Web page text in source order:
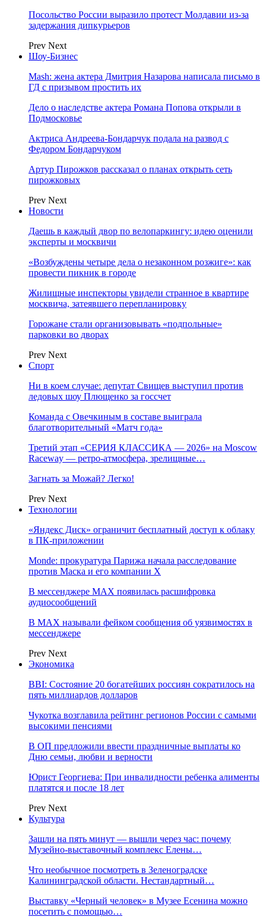
Посольство России выразило протест Молдавии из-за
задержания дипкурьеров
Prev Next
Шоу-Бизнес
Mash: жена актера Дмитрия Назарова написала письмо в
ГД с призывом простить их
Дело о наследстве актера Романа Попова открыли в
Подмосковье
Актриса Андреева-Бондарчук подала на развод с
Федором Бондарчуком
Артур Пирожков рассказал о планах открыть сеть
пирожковых
Prev Next
Новости
Даешь в каждый двор по велопаркингу: идею оценили
эксперты и москвичи
«Возбуждены четыре дела о незаконном розжиге»: как
провести пикник в городе
Жилищные инспекторы увидели странное в квартире
москвича, затеявшего перепланировку
Горожане стали организовывать «подпольные»
парковки во дворах
Prev Next
Спорт
Ни в коем случае: депутат Свищев выступил против
ледовых шоу Плющенко за госсчет
Команда с Овечкиным в составе выиграла
благотворительный «Матч года»
Третий этап «СЕРИЯ КЛАССИКА — 2026» на Moscow
Raceway — ретро‑атмосфера, зрелищные…
Загнать за Можай? Легко!
Prev Next
Технологии
«Яндекс Диск» ограничит бесплатный доступ к облаку
в ПК-приложении
Monde: прокуратура Парижа начала расследование
против Маска и его компании X
В мессенджере MAX появилась расшифровка
аудиосообщений
В МAX называли фейком сообщения об уязвимостях в
мессенджере
Prev Next
Экономика
BBI: Состояние 20 богатейших россиян сократилось на
пять миллиардов долларов
Чукотка возглавила рейтинг регионов России с самыми
высокими пенсиями
В ОП предложили ввести праздничные выплаты ко
Дню семьи, любви и верности
Юрист Георгиева: При инвалидности ребенка алименты
платятся и после 18 лет
Prev Next
Культура
Зашли на пять минут — вышли через час: почему
Музейно-выставочный комплекс Елены…
Что необычное посмотреть в Зеленоградске
Калининградской области. Нестандартный…
Выставку «Черный человек» в Музее Есенина можно
посетить с помощью…